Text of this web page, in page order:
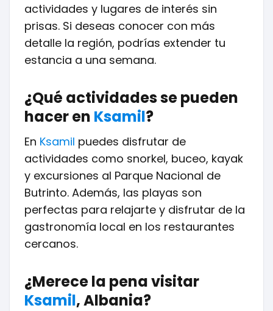
actividades y lugares de interés sin
prisas. Si deseas conocer con más
detalle la región, podrías extender tu
estancia a una semana.
¿Qué actividades se pueden
hacer en Ksamil?
En Ksamil puedes disfrutar de
actividades como snorkel, buceo, kayak
y excursiones al Parque Nacional de
Butrinto. Además, las playas son
perfectas para relajarte y disfrutar de la
gastronomía local en los restaurantes
cercanos.
¿Merece la pena visitar
Ksamil, Albania?